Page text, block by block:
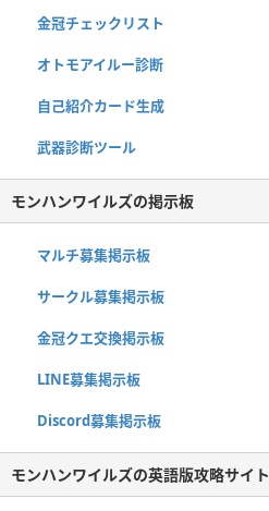
金冠チェックリスト
オトモアイルー診断
自己紹介カード生成
武器診断ツール
モンハンワイルズの掲示板
マルチ募集掲示板
サークル募集掲示板
金冠クエ交換掲示板
LINE募集掲示板
Discord募集掲示板
モンハンワイルズの英語版攻略サイト